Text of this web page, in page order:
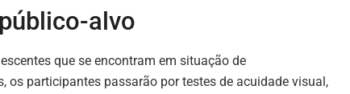
alvo
que se encontram em situação de
os participantes passarão por testes de acuidade visual,